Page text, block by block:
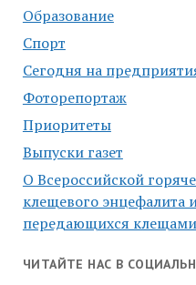
Образование
Спорт
Сегодня на
Фоторепортаж
Приоритеты
Выпуски газет
О Всероссийской
клещевого энцефалита
передающихся клещами
ЧИТАЙТЕ НАС В